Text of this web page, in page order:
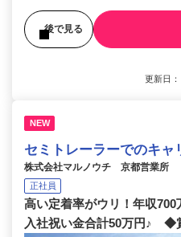
後で見る
更新日
NEW
セミトレーラーでのキャ
株式会社マルノウチ 京都営業所
正社員
高い定着率がウリ！年収
入社祝い金合計50万円♪ ◆